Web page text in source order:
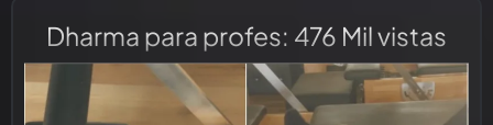
Dharma para profes: 476 Mil vistas